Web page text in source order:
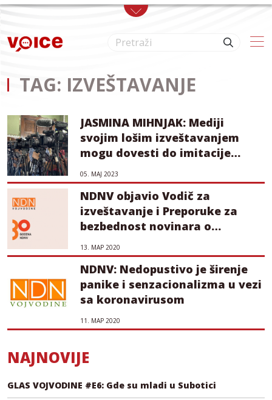
Skip to main content
TAG: IZVEŠTAVANJE
JASMINA MIHNJAK: Mediji
svojim lošim izveštavanjem
mogu dovesti do imitacije
masovnih ubistava
05. МАЈ 2023
NDNV objavio Vodič za
izveštavanje i Preporuke za
bezbednost novinara o
koronavirusu
13. МАР 2020
NDNV: Nedopustivo je širenje
panike i senzacionalizma u vezi
sa koronavirusom
11. МАР 2020
NAJNOVIJE
GLAS VOJVODINE #E6: Gde su mladi u Subotici